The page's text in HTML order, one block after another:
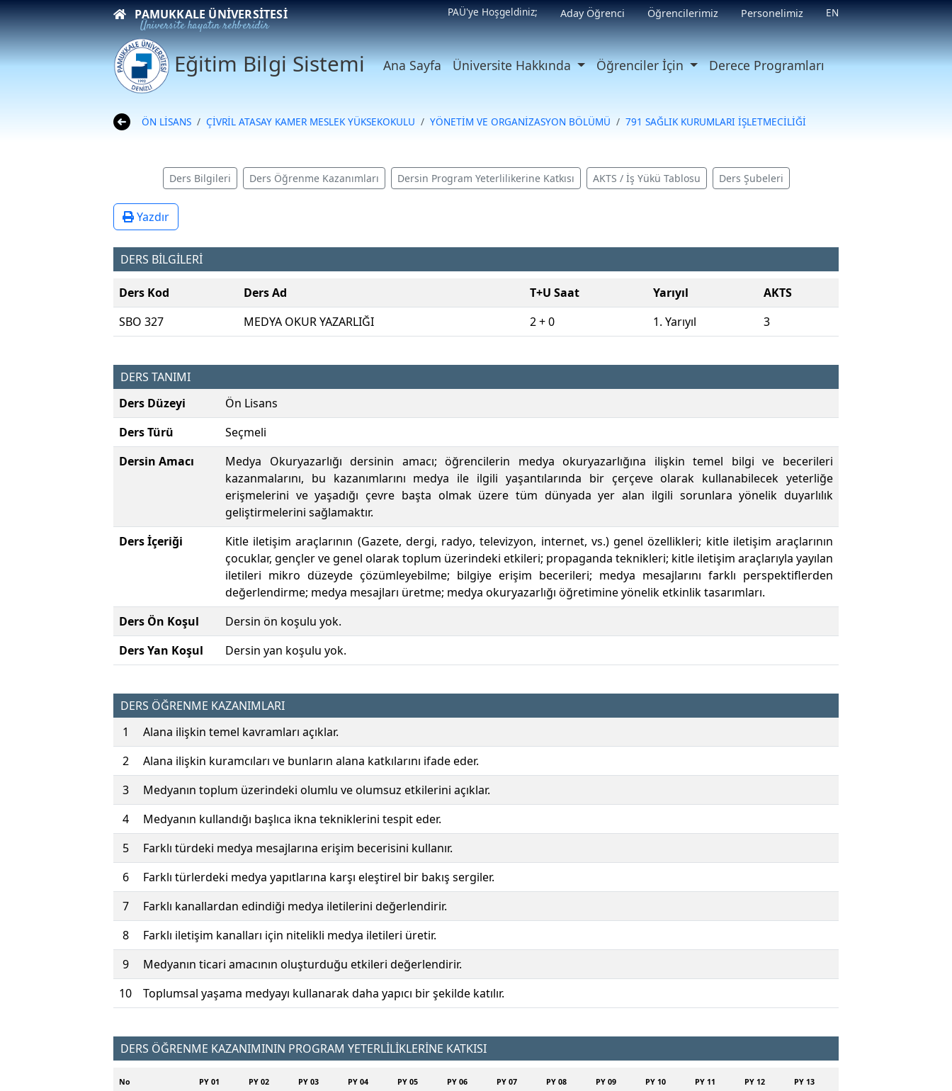
PAMUKKALE ÜNIVERSITESI
Üniversite hayatın rehberidir
PAÜ'ye Hoşgeldiniz; Aday Öğrenci Öğrencilerimiz Personelimiz EN
Eğitim Bilgi Sistemi Ana Sayfa Üniversite Hakkında Öğrenciler İçin Derece Programları
ÖN LİSANS ÇİVRİL ATASAY KAMER MESLEK YÜKSEKOKULU YÖNETİM VE ORGANİZASYON BÖLÜMÜ 791 SAĞLIK KURUMLARI İŞLETMECİLİĞİ
Ders Bilgileri Ders Öğrenme Kazanımları Dersin Program Yeterlilikerine Katkısı AKTS / İş Yükü Tablosu Ders Şubeleri
Yazdır
DERS BİLGİLERİ
Ders Kod Ders Ad T+U Saat Yarıyıl
AKTS
SBO 327
MEDYA OKUR YAZARLIĞI 2 + 0 1. Yarıyıl 3
DERS TANIMI
Ders Düzeyi
Ön Lisans
Ders Türü
Seçmeli
Dersin Amacı
Medya Okuryazarlığı dersinin amacı; öğrencilerin medya okuryazarlığına ilişkin temel bilgi ve becerileri
kazanmalarını, bu kazanımlarını medya ile ilgili yaşantılarında bir çerçeve olarak kullanabilecek yeterliğe
erişmelerini ve yaşadığı çevre başta olmak üzere tüm dünyada yer alan ilgili sorunlara yönelik duyarlılık
geliştirmelerini sağlamaktır.
Ders İçeriği
Kitle iletişim araçlarının (Gazete, dergi, radyo, televizyon, internet, vs.) genel özellikleri; kitle iletişim araçlarının
çocuklar, gençler ve genel olarak toplum üzerindeki etkileri; propaganda teknikleri; kitle iletişim araçlarıyla yayılan
iletileri mikro düzeyde çözümleyebilme; bilgiye erişim becerileri; medya mesajlarını farklı perspektiflerden
değerlendirme; medya mesajları üretme; medya okuryazarlığı öğretimine yönelik etkinlik tasarımları.
Ders Ön Koşul
Dersin ön koşulu yok.
Ders Yan Koşul
Dersin yan koşulu yok.
DERS ÖĞRENME KAZANIMLARI
1
Alana ilişkin temel kavramları açıklar.
2
Alana ilişkin kuramcıları ve bunların alana katkılarını ifade eder.
3
Medyanın toplum üzerindeki olumlu ve olumsuz etkilerini açıklar.
4
Medyanın kullandığı başlıca ikna tekniklerini tespit eder.
5
Farklı türdeki medya mesajlarına erişim becerisini kullanır.
6
Farklı türlerdeki medya yapıtlarına karşı eleştirel bir bakış sergiler.
7
Farklı kanallardan edindiği medya iletilerini değerlendirir.
8
Farklı iletişim kanalları için nitelikli medya iletileri üretir.
9
Medyanın ticari amacının oluşturduğu etkileri değerlendirir.
10
Toplumsal yaşama medyayı kullanarak daha yapıcı bir şekilde katılır.
DERS ÖĞRENME KAZANIMININ PROGRAM YETERLİLİKLERİNE KATKISI
No PY 01 PY 02 PY 03 PY 04 PY 05 PY 06 PY 07 PY 08 PY 09 PY 10 PY 11 PY 12 PY 13